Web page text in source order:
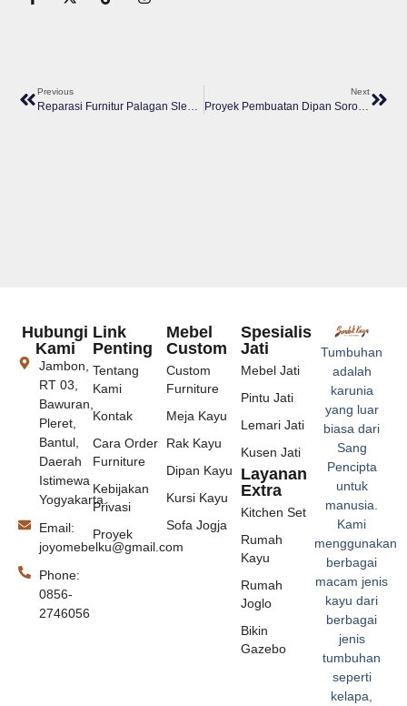
Previous Next
Proyek Pembuatan Dipan Sorong Jl Kaliurang : Kejutan Tamu Tak Terduga Dan Sentuhan Minimalis Putih
Tumbuhan
adalah
karunia
yang luar
biasa dari
Sang
Pencipta
untuk
manusia.
Kami
menggunakan
berbagai
macam jenis
kayu dari
berbagai
jenis
tumbuhan
seperti
kelapa,
Spesialis
Jati
Mebel Jati
Pintu Jati
Lemari Jati
Kusen Jati
Layanan
Extra
Kitchen Set
Rumah
Kayu
Rumah
Joglo
Bikin
Gazebo
Mebel
Custom
Custom
Furniture
Meja Kayu
Rak Kayu
Dipan Kayu
Kursi Kayu
Sofa Jogja
Link
Penting
Tentang
Kami
Kontak
Cara Order
Furniture
Kebijakan
Privasi
Proyek
Hubungi
Kami
Jambon,
RT 03,
Bawuran,
Pleret,
Bantul,
Daerah
Istimewa
Yogyakarta.
Email:
joyomebelku@gmail.com
Phone:
0856-
2746056